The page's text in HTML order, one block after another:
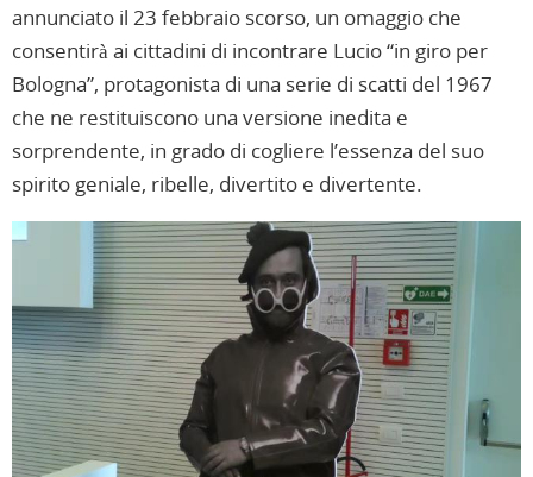
annunciato il 23 febbraio scorso, un omaggio che
consentirà ai cittadini di incontrare Lucio “in giro per
Bologna”, protagonista di una serie di scatti del 1967
che ne restituiscono una versione inedita e
sorprendente, in grado di cogliere l’essenza del suo
spirito geniale, ribelle, divertito e divertente.